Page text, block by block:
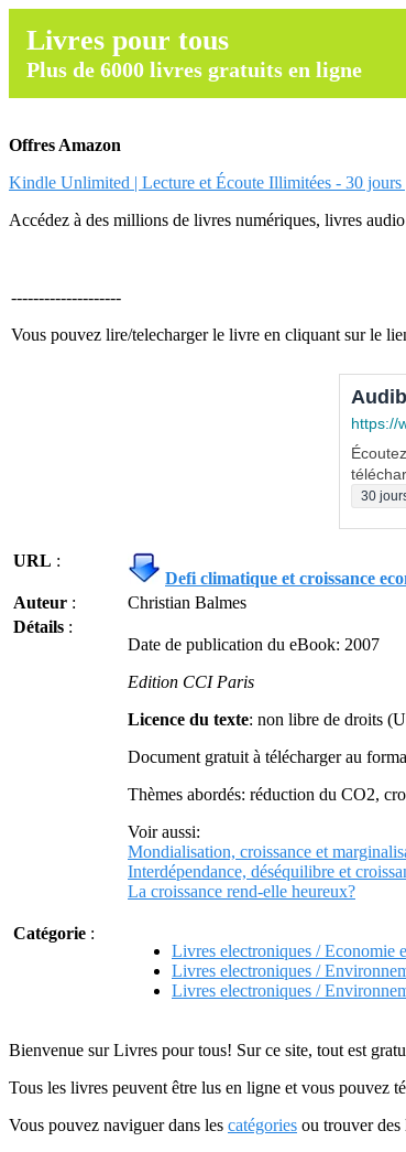
Livres pour tous
Plus de 6000 livres gratuits en ligne
Offres Amazon
Kindle Unlimited | Lecture et Écoute Illimitées - 30 jours
Accédez à des millions de livres numériques, livres
--------------------
Vous pouvez lire/telecharger le livre en cliquant sur le
https://
30
URL :
Defi climatique et croissance
Auteur :
Christian Balmes
Détails :
Date de publication du eBook: 2007
Edition CCI Paris
Licence du texte: non libre de droits
Document gratuit à télécharger au
Thèmes abordés: réduction du CO2,
Voir aussi:
Mondialisation, croissance et
Interdépendance, déséquilibre et
La croissance rend-elle heureux?
Catégorie :
Livres electroniques / Economie
Livres electroniques /
Livres electroniques /
Bienvenue sur Livres pour tous! Sur ce site, tout est
Tous les livres peuvent être lus en ligne et vous pouvez
Vous pouvez naviguer dans les catégories ou trouver